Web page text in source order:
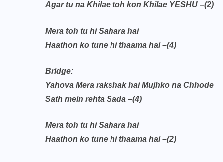
Agar tu na Khilae toh kon Khilae YESHU –(2)
Mera toh tu hi Sahara hai
Haathon ko tune hi thaama hai –(4)
Bridge:
Yahova Mera rakshak hai Mujhko na Chhode
Sath mein rehta Sada –(4)
Mera toh tu hi Sahara hai
Haathon ko tune hi thaama hai –(2)